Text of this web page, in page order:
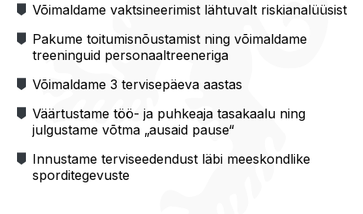
Võimaldame vaktsineerimist lähtuvalt riskianalüüsist
Pakume toitumisnõustamist ning võimaldame
treeninguid personaaltreeneriga
Võimaldame 3 tervisepäeva aastas
Väärtustame töö- ja puhkeaja tasakaalu ning
julgustame võtma „ausaid pause“
Innustame terviseedendust läbi meeskondlike
sporditegevuste